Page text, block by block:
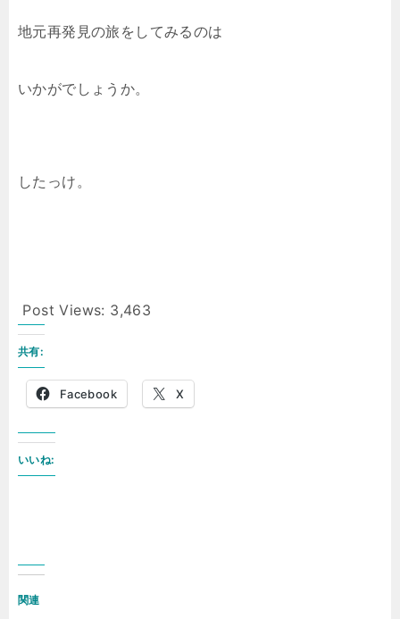
地元再発見の旅をしてみるのは
いかがでしょうか。
したっけ。
Post Views: 3,463
共有:
Facebook X
いいね:
関連